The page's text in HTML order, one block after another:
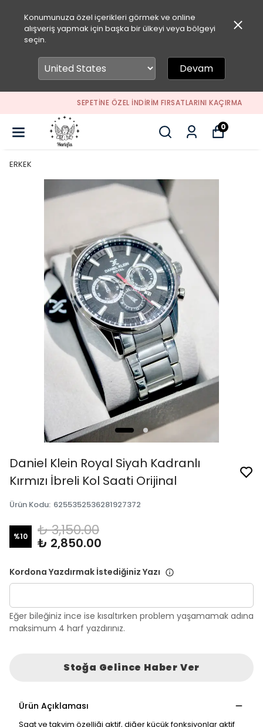
Konumunuza özel içerikleri görmek ve online
alışveriş yapmak için başka bir ülkeyi veya bölgeyi
seçin.
Devam
SEPETİNE ÖZEL İNDİRİM FIRSATLARINI KAÇIRMA
0
ERKEK
Daniel Klein Royal Siyah Kadranlı
Kırmızı İbreli Kol Saati Orijinal
Ürün Kodu: 6255352536281927372
%10 ₺ 3,150.00
₺ 2,850.00
Kordona Yazdırmak İstediğiniz Yazı
Eğer bileğiniz ince ise kısaltırken problem yaşamamak adına
maksimum 4 harf yazdırınız.
Stoğa Gelince Haber Ver
Ürün Açıklaması
Saat ve takvim özelliği aktif, diğer küçük fonksiyonlar aktif